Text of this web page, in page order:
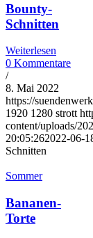
Bounty-
Schnitten
Weiterlesen
0 Kommentare
/
8. Mai 2022
https://
1920 1280 strott
content/uploads/
20:05:262022-06-
Schnitten
Sommer
Bananen-
Torte